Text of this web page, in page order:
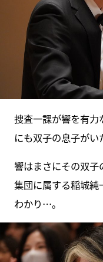
捜査一課が響を有
にも双子の息子がい
響はまさにその双子
集団に属する稲城
わかり…。